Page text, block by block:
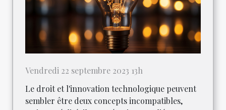
Vendredi 22 septembre 2023 13h
Le droit et l'innovation technologique peuvent
sembler être deux concepts incompatibles,